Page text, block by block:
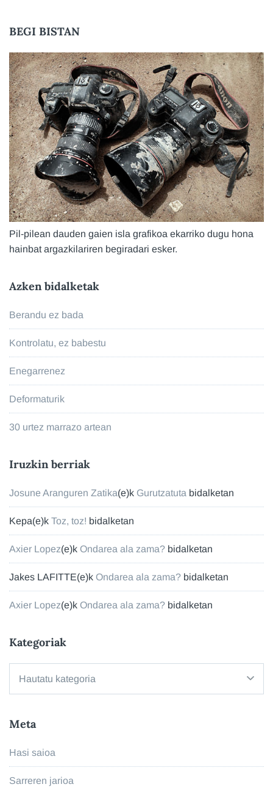
BEGI BISTAN
Pil-pilean dauden gaien isla grafikoa ekarriko dugu hona
hainbat argazkilariren begiradari esker.
Azken bidalketak
Berandu ez bada
Kontrolatu, ez babestu
Enegarrenez
Deformaturik
30 urtez marrazo artean
Iruzkin berriak
Josune Aranguren Zatika(e)k Gurutzatuta bidalketan
Kepa(e)k Toz, toz! bidalketan
Axier Lopez(e)k Ondarea ala zama? bidalketan
Jakes LAFITTE(e)k Ondarea ala zama? bidalketan
Axier Lopez(e)k Ondarea ala zama? bidalketan
Kategoriak
Meta
Hasi saioa
Sarreren jarioa